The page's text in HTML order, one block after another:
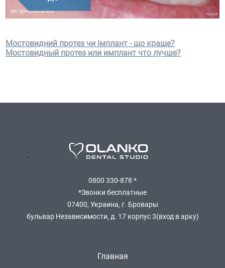
Мостовидний протез чи імплант - що краще?
Мостовидный протез или имплант что лучше?
`
0800 330-878 *
*Звонки бесплатные
07400, Украина, г. Бровары
бульвар Независимости, д. 17 корпус 3(вход в арку)
Главная